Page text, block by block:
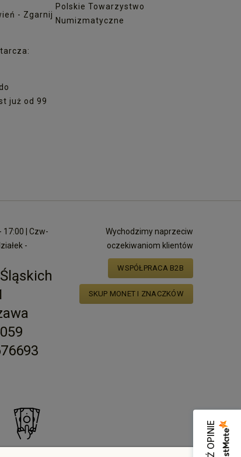
- Zgarnij
już od 99
Polskie Towarzystwo
Numizmatyczne
17:00 | Czw-
-
Wychodzimy naprzeciw
oczekiwaniom klientów
WSPÓŁPRACA B2B
SKUP MONET I ZNACZKÓW